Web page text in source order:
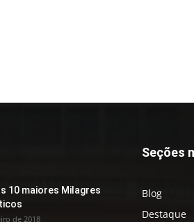
10 maiores Milagres
de 2018
Seções
Blog
Destaque